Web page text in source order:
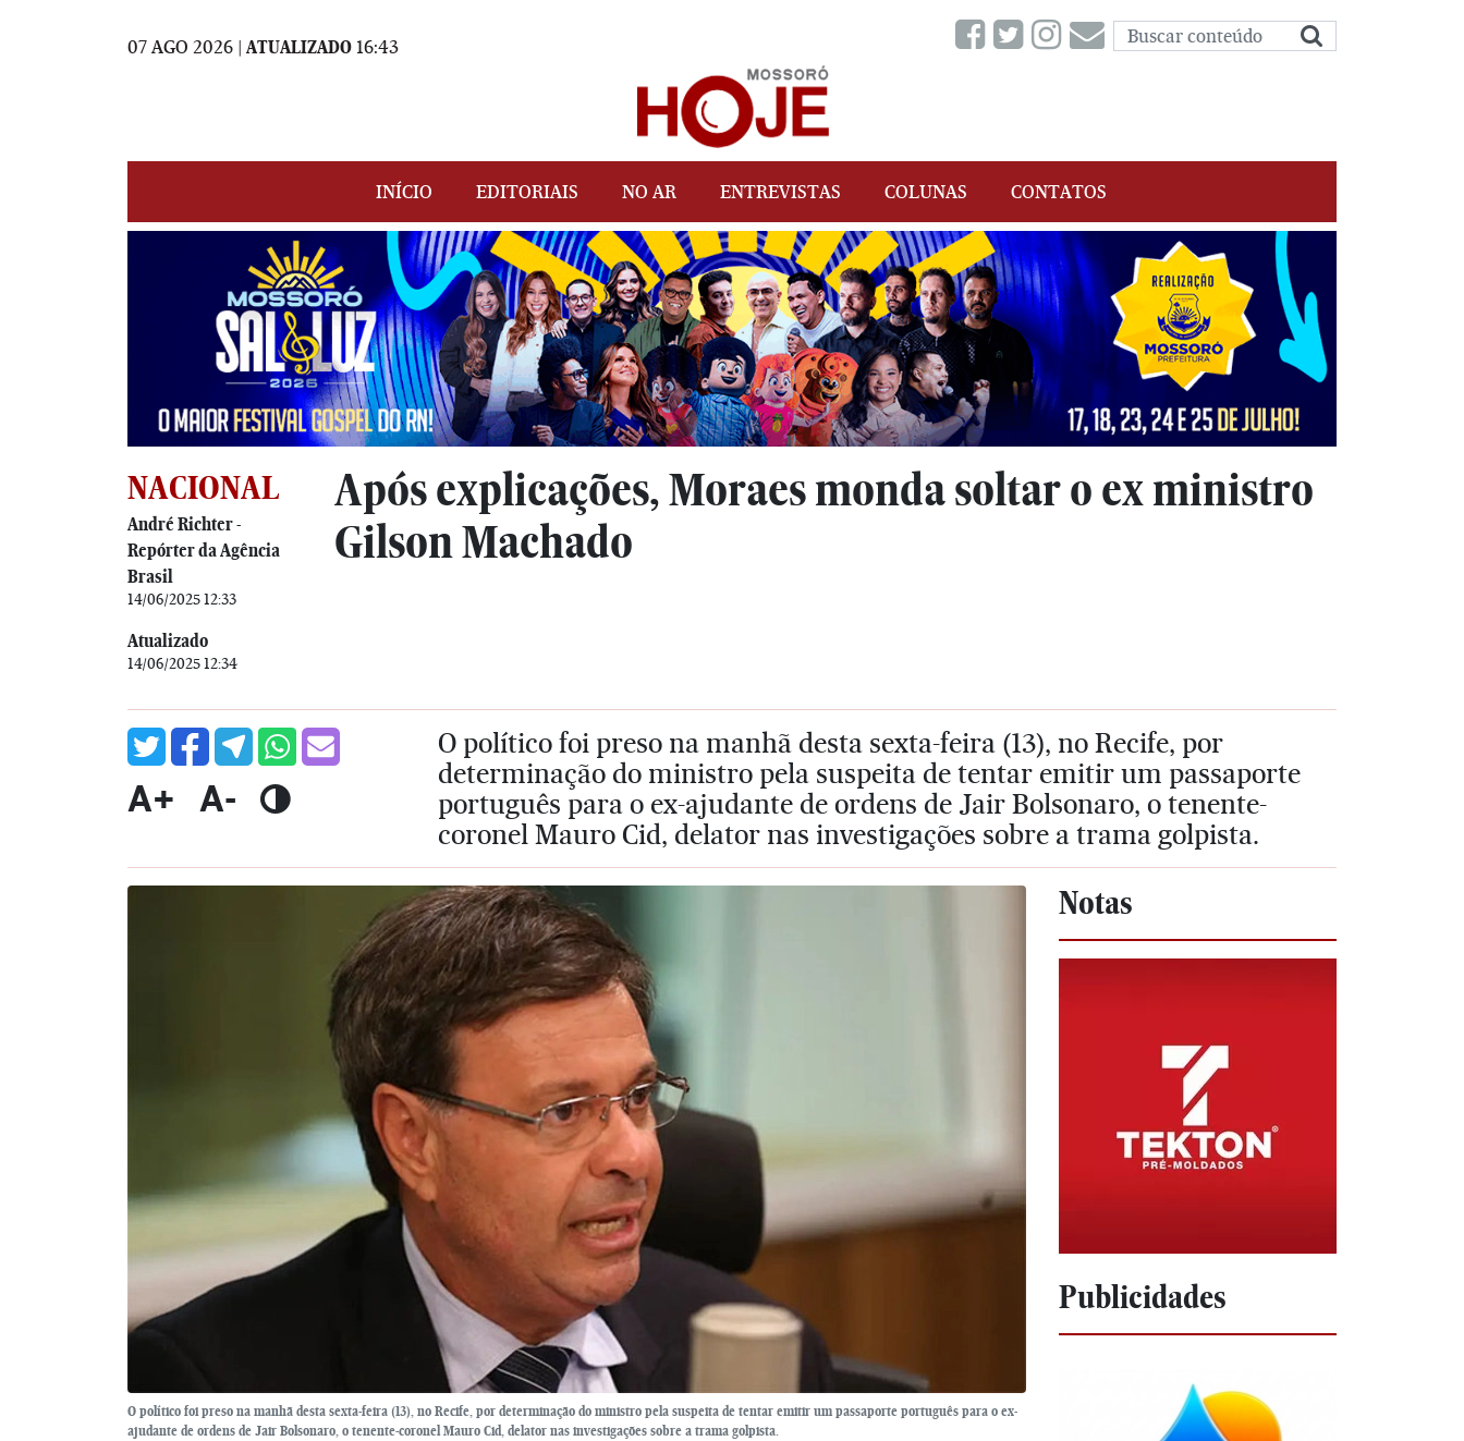
07 AGO 2026 | ATUALIZADO 16:43
INÍCIO EDITORIAIS NO AR ENTREVISTAS COLUNAS CONTATOS
NACIONAL
André Richter -
Repórter da Agência
Brasil
14/06/2025 12:33
Atualizado
14/06/2025 12:34
Após explicações, Moraes monda soltar o ex ministro
Gilson Machado
A+ A-
O político foi preso na manhã desta sexta-feira (13), no Recife, por
determinação do ministro pela suspeita de tentar emitir um passaporte
português para o ex-ajudante de ordens de Jair Bolsonaro, o tenente-
coronel Mauro Cid, delator nas investigações sobre a trama golpista.
O político foi preso na manhã desta sexta-feira (13), no Recife, por determinação do ministro pela suspeita de tentar emitir um passaporte português para o ex-
ajudante de ordens de Jair Bolsonaro, o tenente-coronel Mauro Cid, delator nas investigações sobre a trama golpista.
Notas
Publicidades